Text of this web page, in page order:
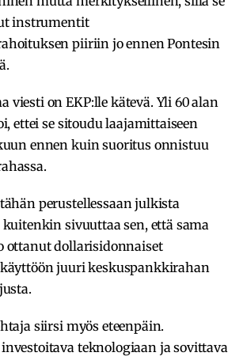
instrumentit
piiriin jo ennen Pontesin
viesti on EKP:lle kätevä. Yli 60 alan
ettei se sitoudu laajamittaiseen
ennen kuin suoritus onnistuu
perustellessaan julkista
sivuuttaa sen, että sama
ottanut dollarisidonnaiset
juuri keskuspankkirahan
siirsi myös eteenpäin.
teknologiaan ja sovittava